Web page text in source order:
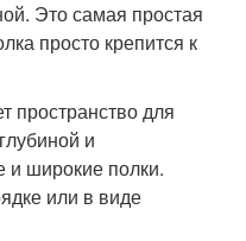
Это самая простая
просто крепится к
пространство для
и
и широкие полки.
или в виде